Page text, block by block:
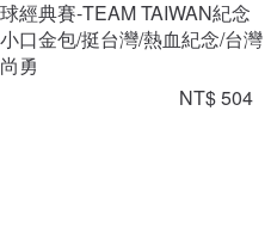
球經典賽-TEAM TAIWAN紀念
小口金包/挺台灣/熱血紀念/台灣
尚勇
NT$ 504